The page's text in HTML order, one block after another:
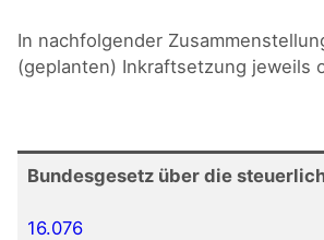
In nachfolgender
(geplanten) Inkraftsetzung jeweils
Bundesgesetz über die
16.076